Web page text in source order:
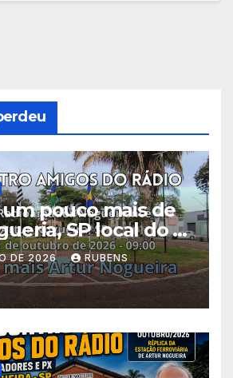
pouco mais de
SP local do 6º
do Rádio
DE 2026 RUBENS